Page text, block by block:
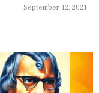
September 12, 2021